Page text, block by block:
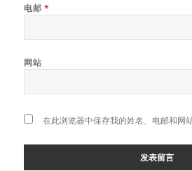
电邮 *
网站
在此浏览器中保存我的姓名、电邮和网